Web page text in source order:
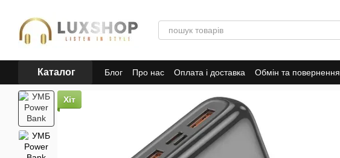
Каталог Блог Про нас Оплата і доставка Обмін та повернення
Політика конфіденційності
Публічна оферта
Хіт